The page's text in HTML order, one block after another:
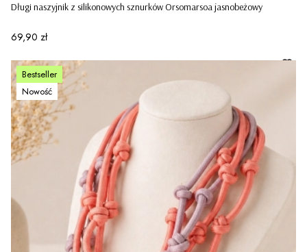
Długi naszyjnik z silikonowych sznurków Orsomarsoa jasnobeżowy
Cena
69,90 zł
Bestseller
Nowość